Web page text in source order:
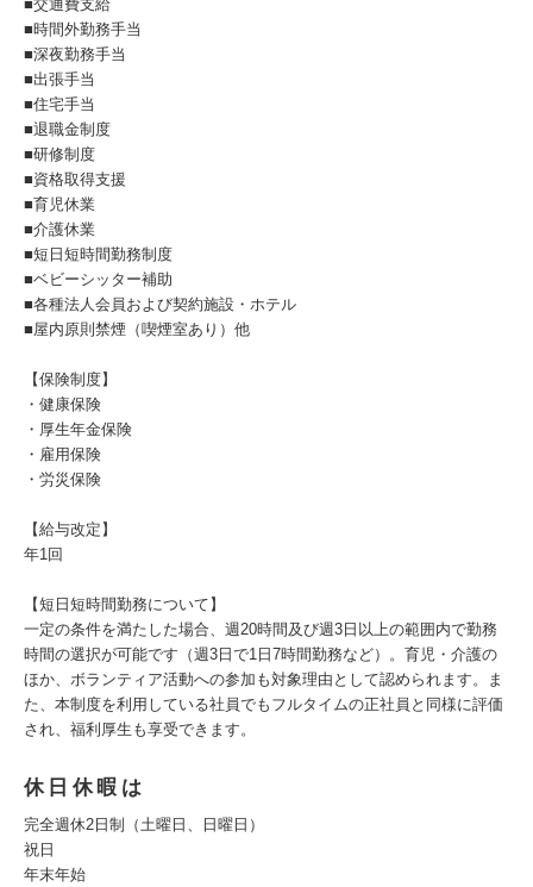
■交通費支給
■時間外勤務手当
■深夜勤務手当
■出張手当
■住宅手当
■退職金制度
■研修制度
■資格取得支援
■育児休業
■介護休業
■短日短時間勤務制度
■ベビーシッター補助
■各種法人会員および契約施設・ホテル
■屋内原則禁煙（喫煙室あり）他
【保険制度】
・健康保険
・厚生年金保険
・雇用保険
・労災保険
【給与改定】
年1回
【短日短時間勤務について】
一定の条件を満たした場合、週20時間及び週3日以上の範囲内で勤務
時間の選択が可能です（週3日で1日7時間勤務など）。育児・介護の
ほか、ボランティア活動への参加も対象理由として認められます。ま
た、本制度を利用している社員でもフルタイムの正社員と同様に評価
され、福利厚生も享受できます。
休日休暇は
完全週休2日制（土曜日、日曜日）
祝日
年末年始